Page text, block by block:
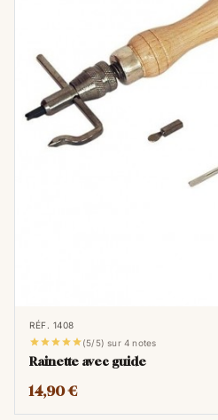
RÉF. 1408
(5/5) sur 4 notes
Rainette avec guide
14,90 €